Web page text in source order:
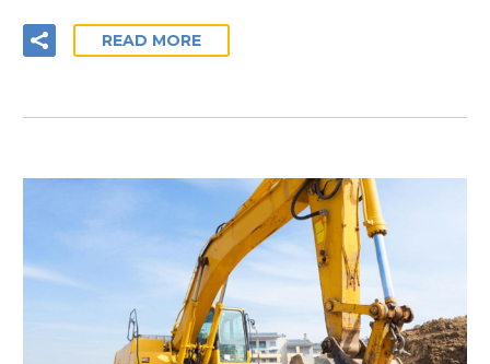
READ MORE